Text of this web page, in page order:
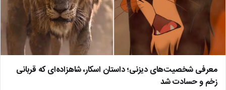
معرفی شخصیت‌های دیزنی؛ داستان اسکار، شاهزاده‌ای که قربانی
زخم و حسادت شد